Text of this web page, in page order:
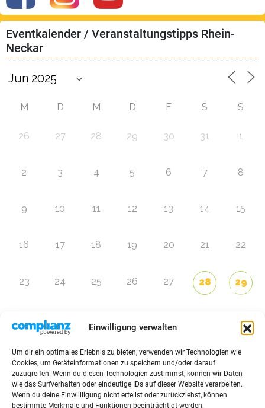
Einwilligung verwalten
Um dir ein optimales Erlebnis zu bieten, verwenden wir Technologien wie
Cookies, um Geräteinformationen zu speichern und/oder darauf
zuzugreifen. Wenn du diesen Technologien zustimmst, können wir Daten
wie das Surfverhalten oder eindeutige IDs auf dieser Website verarbeiten.
Wenn du deine Einwillligung nicht erteilst oder zurückziehst, können
bestimmte Merkmale und Funktionen beeinträchtigt werden.
Eventkalender / Veranstaltungstipps Rhein-
Neckar
M D M D F S S
26 27 28 29 30 31 1
2 3 4 5 6 7 8
9 10 11 12 13 14 15
16 17 18 19 20 21 22
23 24 25 26 27 28 29
Zur Eventübersicht